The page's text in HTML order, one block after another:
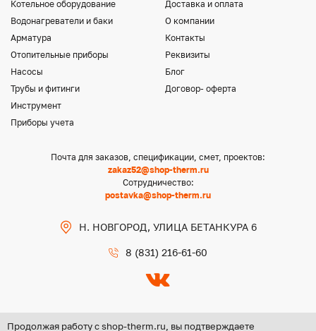
Котельное оборудование
Водонагреватели и баки
Арматура
Отопительные приборы
Насосы
Трубы и фитинги
Инструмент
Приборы учета
Доставка и оплата
О компании
Контакты
Реквизиты
Блог
Договор- оферта
Почта для заказов, спецификации, смет, проектов:
zakaz52@shop-therm.ru
Сотрудничество:
postavka@shop-therm.ru
Н. НОВГОРОД, УЛИЦА БЕТАНКУРА 6
8 (831) 216-61-60
Продолжая работу с shop-therm.ru, вы подтверждаете